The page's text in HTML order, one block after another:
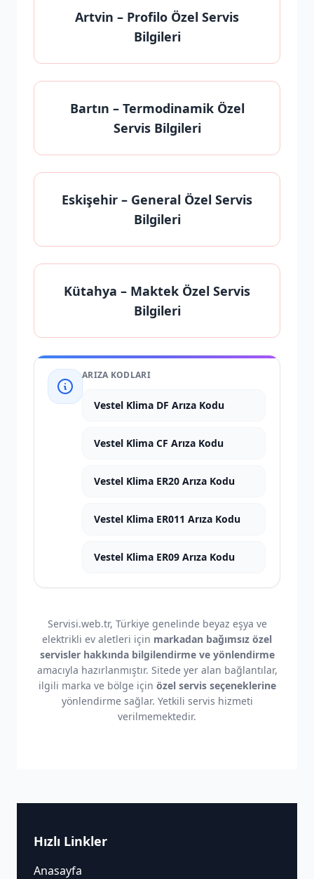
Artvin – Profilo Özel Servis
Bilgileri
Bartın – Termodinamik Özel
Servis Bilgileri
Eskişehir – General Özel Servis
Bilgileri
Kütahya – Maktek Özel Servis
Bilgileri
ARIZA KODLARI
Vestel Klima DF Arıza Kodu
Vestel Klima CF Arıza Kodu
Vestel Klima ER20 Arıza Kodu
Vestel Klima ER011 Arıza Kodu
Vestel Klima ER09 Arıza Kodu
Servisi.web.tr, Türkiye genelinde beyaz eşya ve
elektrikli ev aletleri için markadan bağımsız özel
servisler hakkında bilgilendirme ve yönlendirme
amacıyla hazırlanmıştır. Sitede yer alan bağlantılar,
ilgili marka ve bölge için özel servis seçeneklerine
yönlendirme sağlar. Yetkili servis hizmeti
verilmemektedir.
Hızlı Linkler
Anasayfa